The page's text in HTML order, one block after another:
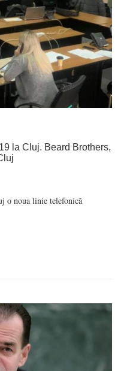
la Cluj. Beard Brothers,
o noua linie telefonică